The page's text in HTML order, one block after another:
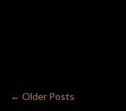
← Older Posts